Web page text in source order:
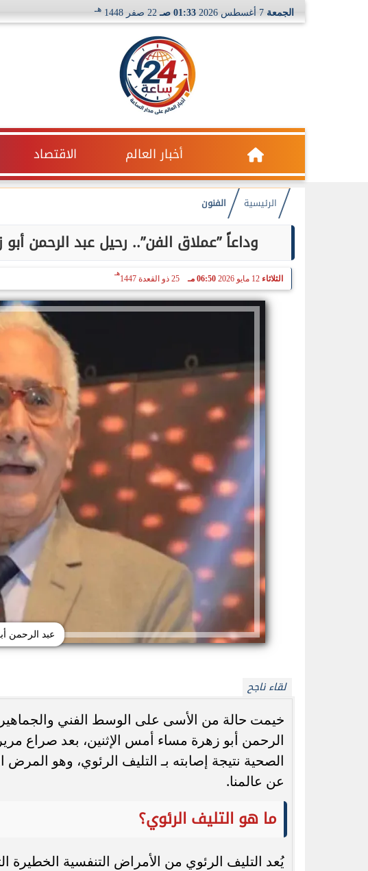
الجمعة 01:33 صـ 22 صفر 1448 هـ
أخبار العالم الاقتصاد
الرئيسية الفنون
وداعاً ”عملاق الفن”.. رحيل عبد الرحمن
الثلاثاء 12 مايو 2026 06:50 مـ 25 ذو القعدة 1447
هـ
عبد الرحمن
لقاء ناجح
خيمت حالة من الأسى على الوسط الفني
الرحمن أبو زهرة مساء أمس الإثنين، بعد صراع
الصحية نتيجة إصابته بـ التليف الرئوي، وهو
عن عالمنا.
ما هو التليف الرئوي؟
يُعد التليف الرئوي من الأمراض التنفسية الخطيرة
واتساب يطلق تحديثًا جديدًا.. ميزة @الكل
تُحدث تغييرًا كبيرًا في المجموعات
محمد صلاح يشعل تركيا..
للملك المصري في